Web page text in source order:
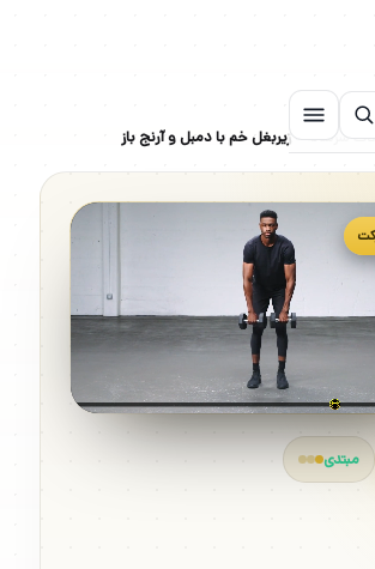
سرشانه»زیربغل خم با دمبل و آرنج باز
مبتدی